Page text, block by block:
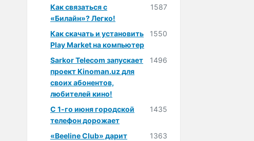
Как связаться с
«Билайн»? Легко!
1587
Как скачать и установить
Play Market на компьютер
1550
Sarkor Telecom запускает
проект Kinoman.uz для
своих абонентов,
любителей кино!
1496
С 1-го июня городской
телефон дорожает
1435
«Beeline Club» дарит
1363